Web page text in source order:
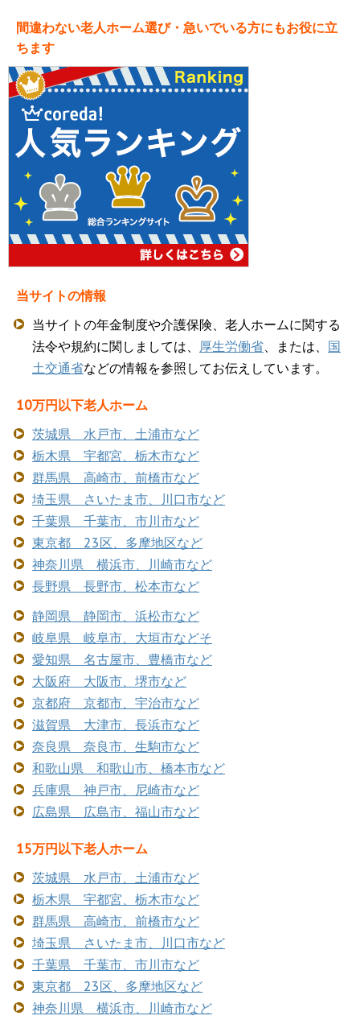
間違わない老人ホーム選び・急いでいる方にもお役に立
ちます
当サイトの情報
当サイトの年金制度や介護保険、老人ホームに関する
法令や規約に関しましては、 厚生労働省 、または、 国
土交通省などの情報を参照してお伝えしています。
10万円以下老人ホーム
茨城県 水戸市、土浦市など
栃木県 宇都宮、栃木市など
群馬県 高崎市、前橋市など
埼玉県 さいたま市、川口市など
千葉県 千葉市、市川市など
東京都 23区、多摩地区など
神奈川県 横浜市、川崎市など
長野県 長野市、松本市など
静岡県 静岡市、浜松市など
岐阜県 岐阜市、大垣市などそ
愛知県 名古屋市、豊橋市など
大阪府 大阪市、堺市など
京都府 京都市、宇治市など
滋賀県 大津市、長浜市など
奈良県 奈良市、生駒市など
和歌山県 和歌山市、橋本市など
兵庫県 神戸市、尼崎市など
広島県 広島市、福山市など
15万円以下老人ホーム
茨城県 水戸市、土浦市など
栃木県 宇都宮、栃木市など
群馬県 高崎市、前橋市など
埼玉県 さいたま市、川口市など
千葉県 千葉市、市川市など
東京都 23区、多摩地区など
神奈川県 横浜市、川崎市など